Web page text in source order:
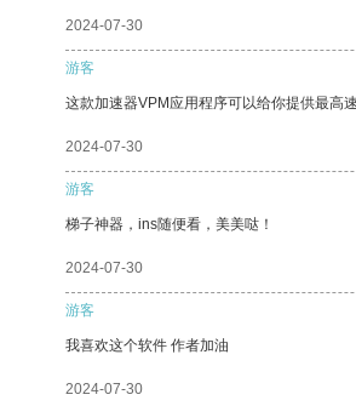
2024-07-30
游客
这款加速器VPM应用程序可以给你提供最高
2024-07-30
游客
梯子神器，ins随便看，美美哒！
2024-07-30
游客
我喜欢这个软件 作者加油
2024-07-30